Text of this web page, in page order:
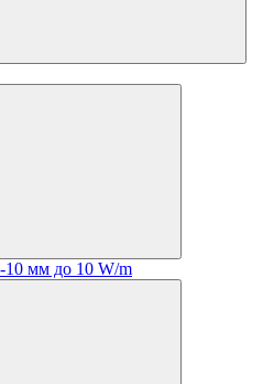
10 мм до 10 W/m